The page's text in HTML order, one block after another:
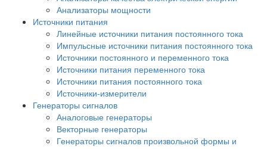
Анализаторы мощности
Источники питания
Линейные источники питания постоянного тока
Импульсные источники питания постоянного тока
Источники постоянного и переменного тока
Источники питания переменного тока
Источники питания постоянного тока
Источники-измерители
Генераторы сигналов
Аналоговые генераторы
Векторные генераторы
Генераторы сигналов произвольной формы и